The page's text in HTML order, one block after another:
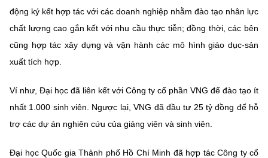
động ký kết hợp tác với các doanh nghiệp nhằm đào tạo nhân lực
chất lượng cao gắn kết với nhu cầu thực tiễn; đồng thời, các bên
cũng hợp tác xây dựng và vận hành các mô hình giáo dục-sản
xuất tích hợp.
Ví như, Đại học đã liên kết với Công ty cổ phần VNG để đào tạo ít
nhất 1.000 sinh viên. Ngược lại, VNG đã đầu tư 25 tỷ đồng để hỗ
trợ các dự án nghiên cứu của giảng viên và sinh viên.
Đại học Quốc gia Thành phố Hồ Chí Minh đã hợp tác Công ty cổ